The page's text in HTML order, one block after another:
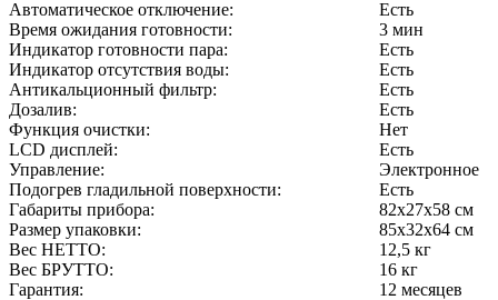
Автоматическое отключение:
Есть
Время ожидания готовности:
3 мин
Индикатор готовности пара:
Есть
Индикатор отсутствия воды:
Есть
Антикальционный фильтр:
Есть
Дозалив:
Есть
Функция очистки:
Нет
LCD дисплей:
Есть
Управление:
Электронное
Подогрев гладильной поверхности:
Есть
Габариты прибора:
82х27х58 см
Размер упаковки:
85х32х64 см
Вес НЕТТО:
12,5 кг
Вес БРУТТО:
16 кг
Гарантия:
12 месяцев